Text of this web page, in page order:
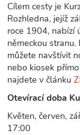
Cílem cesty je
Rozhledna, jejíž
roce 1904, nabízí
německou
můžete navštívit
nebo kiosek
najdete v článku
Otevírací doba
Květen, červen,
17:00